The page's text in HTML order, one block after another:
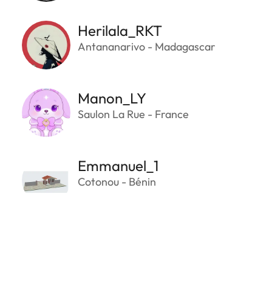
Herilala_RKT
Antananarivo - Madagascar
Manon_LY
Saulon La Rue - France
Emmanuel_1
Cotonou - Bénin